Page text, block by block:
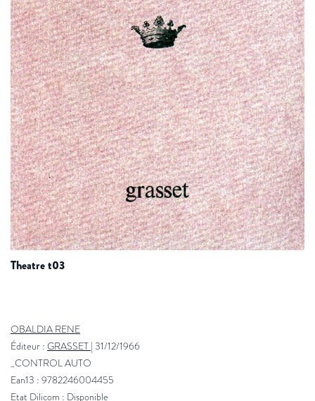
theatre t03
OBALDIA RENE
Éditeur : GRASSET 31/12/1966
_CONTROL AUTO
Ean13 : 9782246004455
Etat Dilicom : Disponible